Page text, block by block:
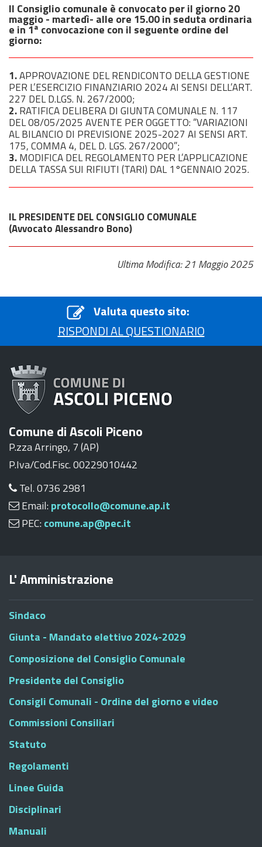
Il Consiglio comunale è convocato per il giorno 20
maggio - martedì- alle ore 15.00 in seduta ordinaria
e in 1ª convocazione con il seguente ordine del
giorno:
1.APPROVAZIONE DEL RENDICONTO DELLA GESTIONE
PER L’ESERCIZIO FINANZIARIO 2024 AI SENSI DELL’ART.
227 DEL D.LGS. N. 267/2000;
2.RATIFICA DELIBERA DI GIUNTA COMUNALE N. 117
DEL 08/05/2025 AVENTE PER OGGETTO: “VARIAZIONI
AL BILANCIO DI PREVISIONE 2025-2027 AI SENSI ART.
175, COMMA 4, DEL D. LGS. 267/2000”;
3.MODIFICA DEL REGOLAMENTO PER L’APPLICAZIONE
DELLA TASSA SUI RIFIUTI (TARI) DAL 1°GENNAIO 2025.
IL PRESIDENTE DEL CONSIGLIO COMUNALE
(Avvocato Alessandro Bono)
Ultima Modifica: 21 Maggio 2025
Valuta questo sito:
RISPONDI AL QUESTIONARIO
Comune di Ascoli Piceno
P.zza Arringo, 7 (AP)
P.Iva/Cod.Fisc. 00229010442
Tel. 0736 2981
Email: protocollo@comune.ap.it
PEC: comune.ap@pec.it
L' Amministrazione
Sindaco
Giunta - Mandato elettivo 2024-2029
Composizione del Consiglio Comunale
Presidente del Consiglio
Consigli Comunali - Ordine del giorno e video
Commissioni Consiliari
Statuto
Regolamenti
Linee Guida
Disciplinari
Manuali